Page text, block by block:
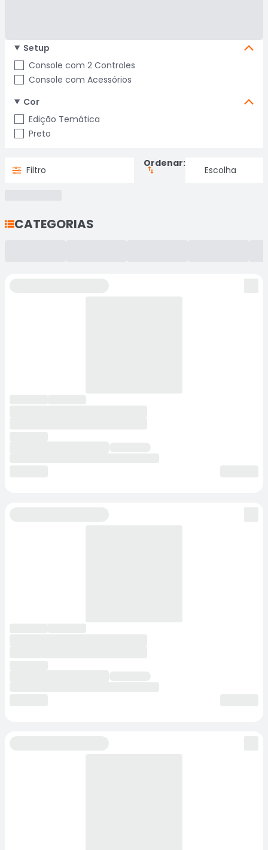
Setup
Console com 2 Controles
Console com Acessórios
Cor
Edição Temática
Preto
Filtro
Ordenar:
CATEGORIAS